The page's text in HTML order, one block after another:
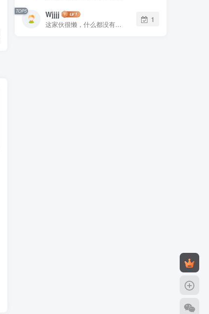
TOP5 Wjjjj
这家伙很懒，什么都没有写...
1